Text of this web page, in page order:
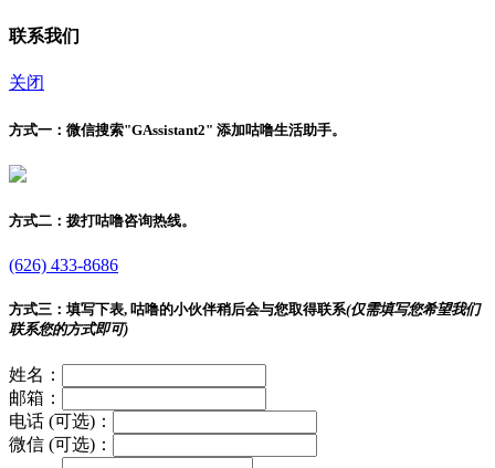
联系我们
关闭
方式一： 微信搜索"GAssistant2" 添加咕噜生活助手。
方式二： 拨打咕噜咨询热线。
(626) 433-8686
方式三： 填写下表, 咕噜的小伙伴稍后会与您取得联系(仅需填写您希望我们
联系您的方式即可)
姓名：
邮箱：
电话 (可选)：
微信 (可选)：